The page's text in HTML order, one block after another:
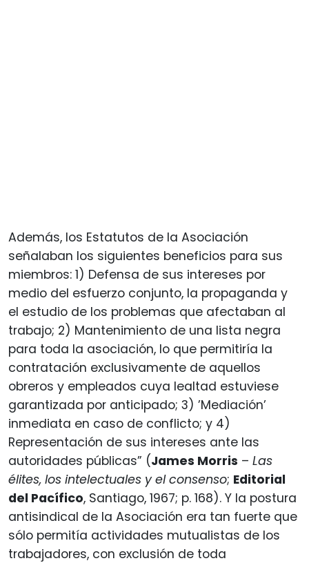
Además, los Estatutos de la Asociación
señalaban los siguientes beneficios para sus
miembros: 1) Defensa de sus intereses por
medio del esfuerzo conjunto, la propaganda y
el estudio de los problemas que afectaban al
trabajo; 2) Mantenimiento de una lista negra
para toda la asociación, lo que permitiría la
contratación exclusivamente de aquellos
obreros y empleados cuya lealtad estuviese
garantizada por anticipado; 3) ’Mediación’
inmediata en caso de conflicto; y 4)
Representación de sus intereses ante las
autoridades públicas” (James Morris – Las
élites, los intelectuales y el consenso; Editorial
del Pacífico, Santiago, 1967; p. 168). Y la postura
antisindical de la Asociación era tan fuerte que
sólo permitía actividades mutualistas de los
trabajadores, con exclusión de toda